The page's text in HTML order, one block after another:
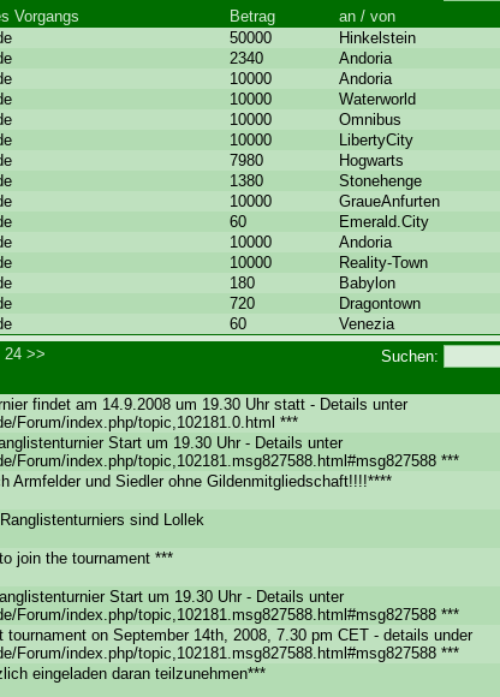
Vorgangs Betrag
an / von
50000
Hinkelstein
2340
Andoria
10000
Andoria
10000
Waterworld
10000
Omnibus
10000
LibertyCity
7980
Hogwarts
1380
Stonehenge
10000
GraueAnfurten
60
Emerald.City
10000
Andoria
10000
Reality-Town
180
Babylon
720
Dragontown
60
Venezia
Suchen:
24 >>
findet am 14.9.2008 um 19.30 Uhr statt - Details unter
Forum/index.php/topic,102181.0.html ***
Start um 19.30 Uhr - Details unter
Forum/index.php/topic,102181.msg827588.html#msg827588 ***
Armfelder und Siedler ohne Gildenmitgliedschaft!!!!****
sind Lollek
join the tournament ***
Start um 19.30 Uhr - Details unter
Forum/index.php/topic,102181.msg827588.html#msg827588 ***
on September 14th, 2008, 7.30 pm CET - details under
Forum/index.php/topic,102181.msg827588.html#msg827588 ***
eingeladen daran teilzunehmen***